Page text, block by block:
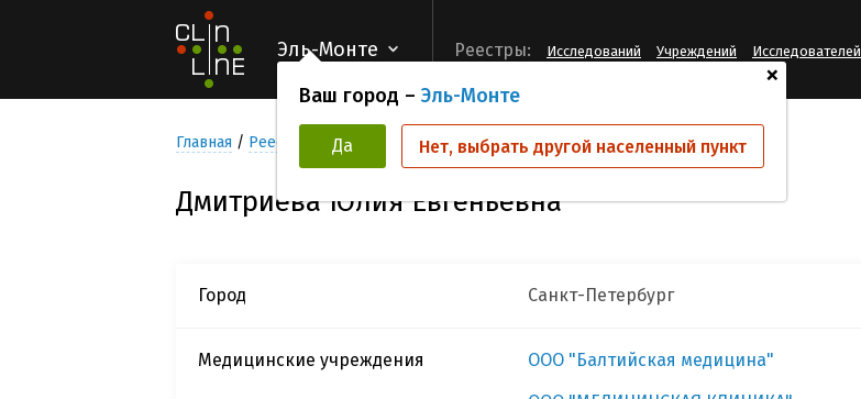
Эль-Монте
+
Ваш город – Эль-Монте
Да Нет, выбрать другой населенный пункт
Реестры: Исследований Учреждений Исследователей
Главная Реестр Исследователей Дмитриева Юлия Евгеньевна
Дмитриева Юлия Евгеньевна
Город Санкт-Петербург
Медицинские учреждения
ООО "Балтийская медицина"